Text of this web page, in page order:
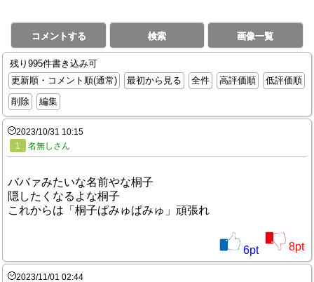
コメントする 検索 画像一覧
残り995件書き込み可
更新順・コメント順(通常)
最初から見る 全件 高評価順
低評価順
削除
編集
2023/10/31 10:15
1
名無しさん
ババァみたいな名前やな桐子
隠したくなるよな桐子
これからは「桐子ぱみゅぱみゅ」頑張れ
6pt 8pt
2023/11/01 02:44